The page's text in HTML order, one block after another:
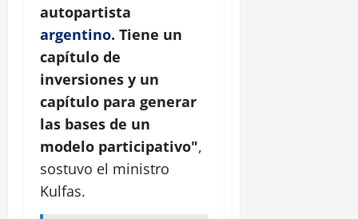
autopartista
argentino. Tiene un
capítulo de
inversiones y un
capítulo para generar
las bases de un
modelo participativo",
sostuvo el ministro
Kulfas.